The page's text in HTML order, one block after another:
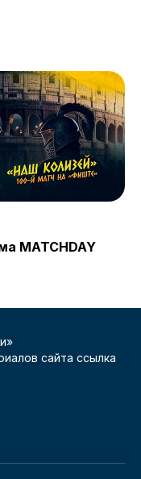
MATCHDAY
сайта ссылка